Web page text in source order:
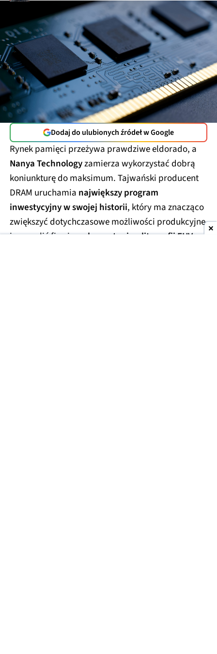
Dodaj do ulubionych źródeł w Google
Rynek pamięci przeżywa prawdziwe eldorado, a
Nanya Technologyzamierza wykorzystać dobrą
koniunkturę do maksimum. Tajwański producent
DRAM uruchamia największy program
inwestycyjny w swojej historii, który ma znacząco
zwiększyć dotychczasowe możliwości produkcyjne
i pozwolić firmie nakorzystanie z litografii EUV.